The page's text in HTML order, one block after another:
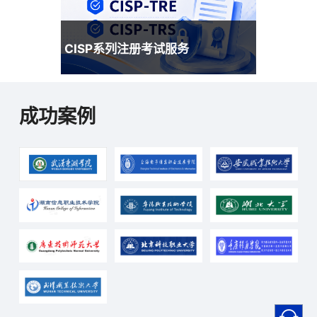
CISP系列注册考试服务
成功案例